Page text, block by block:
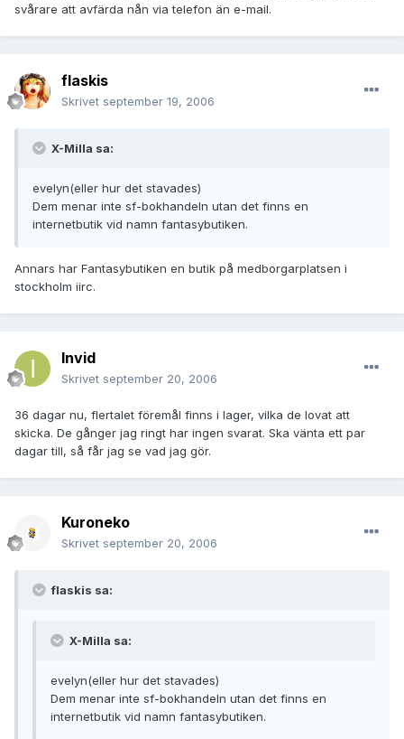
svårare att avfärda nån via telefon än e-mail.
flaskis
Skrivet september 19, 2006
X-Milla sa:
evelyn(eller hur det stavades)
Dem menar inte sf-bokhandeln utan det finns en
internetbutik vid namn fantasybutiken.
Annars har Fantasybutiken en butik på medborgarplatsen i
stockholm iirc.
Invid
Skrivet september 20, 2006
36 dagar nu, flertalet föremål finns i lager, vilka de lovat att
skicka. De gånger jag ringt har ingen svarat. Ska vänta ett par
dagar till, så får jag se vad jag gör.
Kuroneko
Skrivet september 20, 2006
flaskis sa:
X-Milla sa:
evelyn(eller hur det stavades)
Dem menar inte sf-bokhandeln utan det finns en
internetbutik vid namn fantasybutiken.